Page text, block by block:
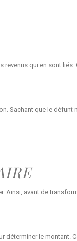
qui en sont
Sachant que le défunt
Ainsi, avant de
déterminer le montant.